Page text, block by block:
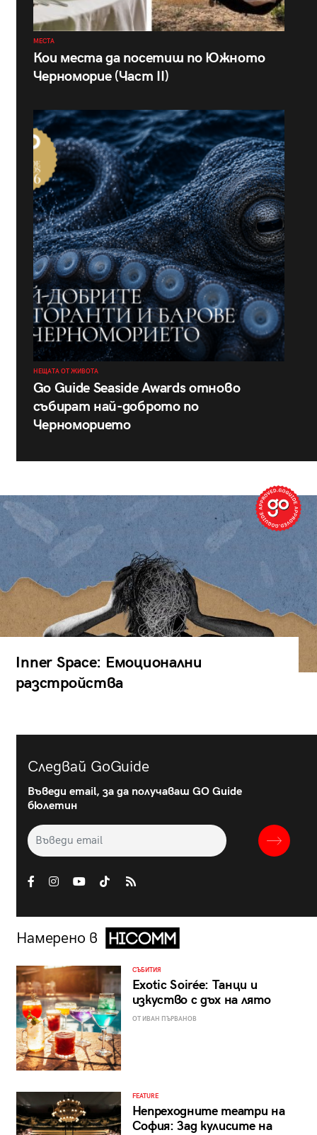
МЕСТА
Кои места да посетиш по Южното
Черноморие (Част II)
НЕЩАТА ОТ ЖИВОТА
Go Guide Seaside Awards отново
събират най-доброто по
Черноморието
Inner Space: Емоционални
разстройства
Следвай GoGuide
Въведи email, за да получаваш GO Guide
бюлетин
Намерено в
СЪБИТИЯ
Exotic Soirée: Танци и
изкуство с дъх на лято
ОТ ИВАН ПЪРВАНОВ
FEATURE
Непреходните театри на
София: Зад кулисите на